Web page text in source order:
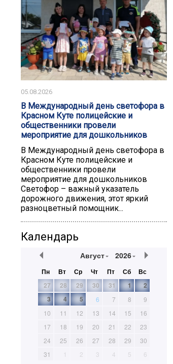
05.08.2026
В Международный день светофора в
Красном Куте полицейские и
общественники провели
мероприятие для дошкольников
В Международный день светофора в
Красном Куте полицейские и
общественники провели
мероприятие для дошкольников
Светофор – важный указатель
дорожного движения, этот яркий
разноцветный помощник...
Календарь
Август 2026
Пн Вт Ср Чт Пт Сб
Вс
27
28 29 30 31 1
2
3
4 5 6 7 8
9
10
11 12 13 14 15
16
17
18 19 20 21 22
23
24
25 26 27 28 29
30
31
1 2 3 4 5 6